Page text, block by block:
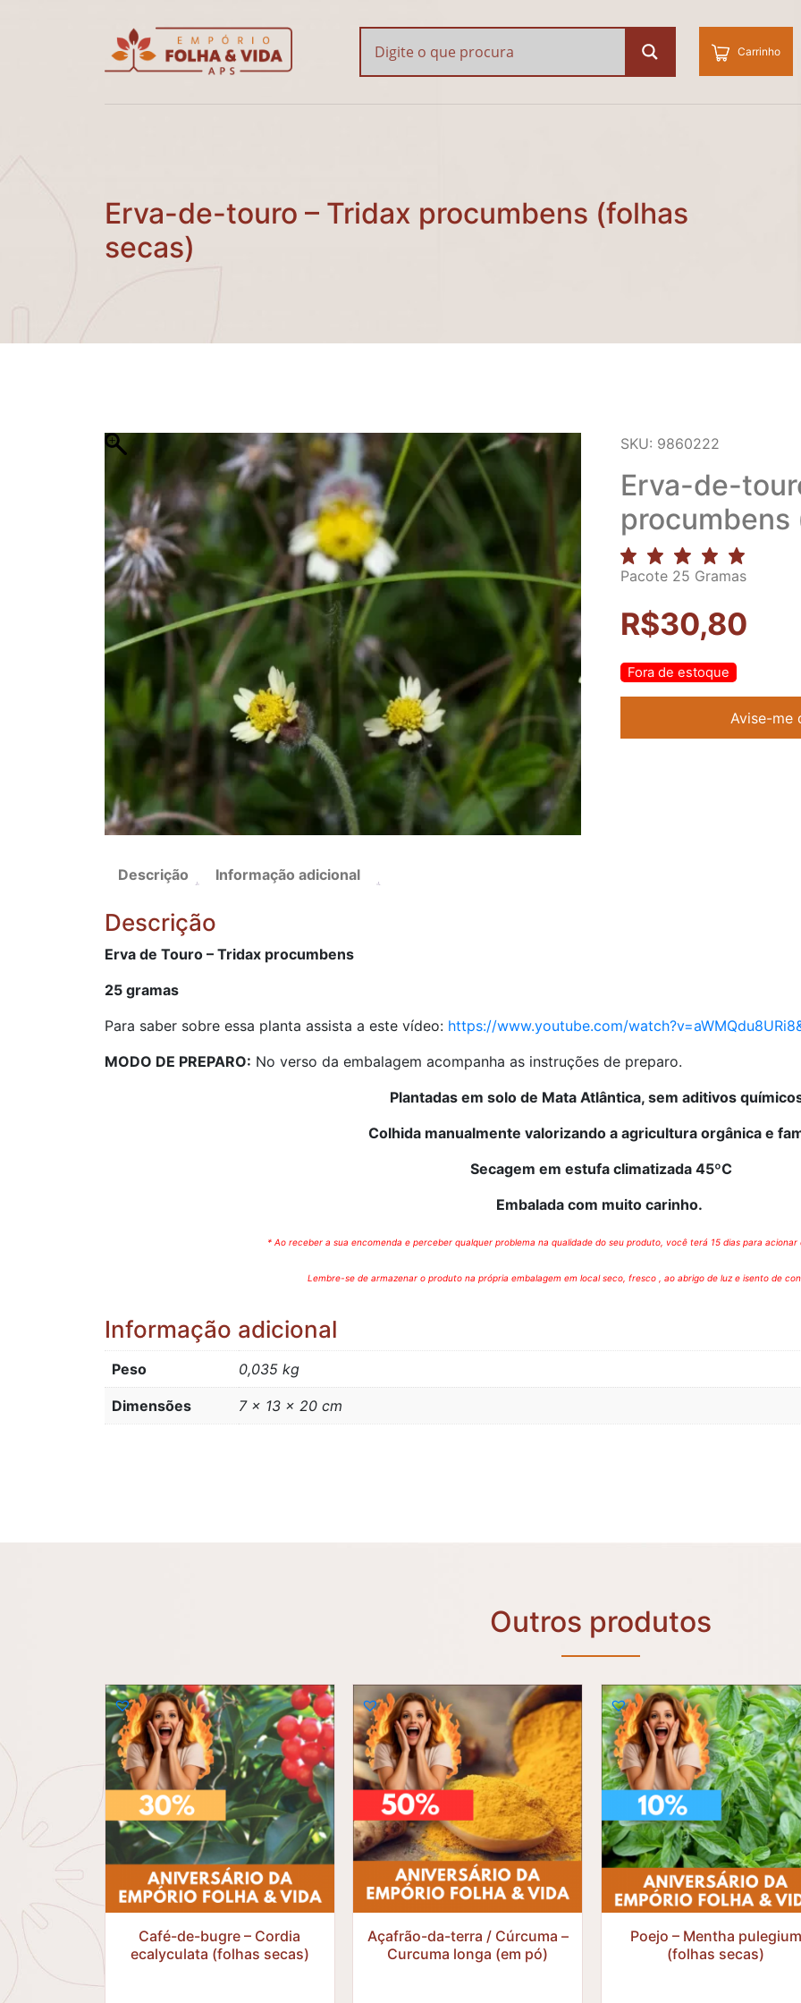
Carrinho
Erva-de-touro – Tridax procumbens (folhas
Erva-de-touro – Tridax procumbens (folhas
secas)
SKU: 9860222
Erva-de-
procumbens
Pacote 25 Gramas
R$30,80
Fora de estoque
Descrição Informação adicional
Descrição
Erva de Touro – Tridax procumbens
25 gramas
Para saber sobre essa planta assista a este vídeo: https://www.youtube.com/
MODO DE PREPARO: No verso da embalagem acompanha as instruções de preparo.
Plantadas em solo de Mata Atlântica, sem aditivos
Colhida manualmente valorizando a agricultura orgânica e
Secagem em estufa climatizada 45ºC
Embalada com muito carinho.
* Ao receber a sua encomenda e perceber qualquer problema na qualidade do seu produto, você terá 15 dias para acionar
Lembre-se de armazenar o produto na própria embalagem em local seco, fresco , ao abrigo de luz e isento de
Informação adicional
Peso 0,035 kg
Dimensões 7 × 13 × 20 cm
Outros produtos
Café-de-bugre – Cordia
ecalyculata (folhas secas)
R$30,80
R$21,56
Açafrão-da-terra / Cúrcuma –
Curcuma longa (em pó)
R$ 27,50
R$13,75
Poejo – Mentha pulegium
(folhas secas)
R$31,35
R$28,22